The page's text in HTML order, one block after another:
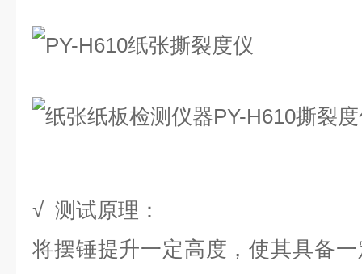
√ 测试原理：
将摆锤提升一定高度，使其具备